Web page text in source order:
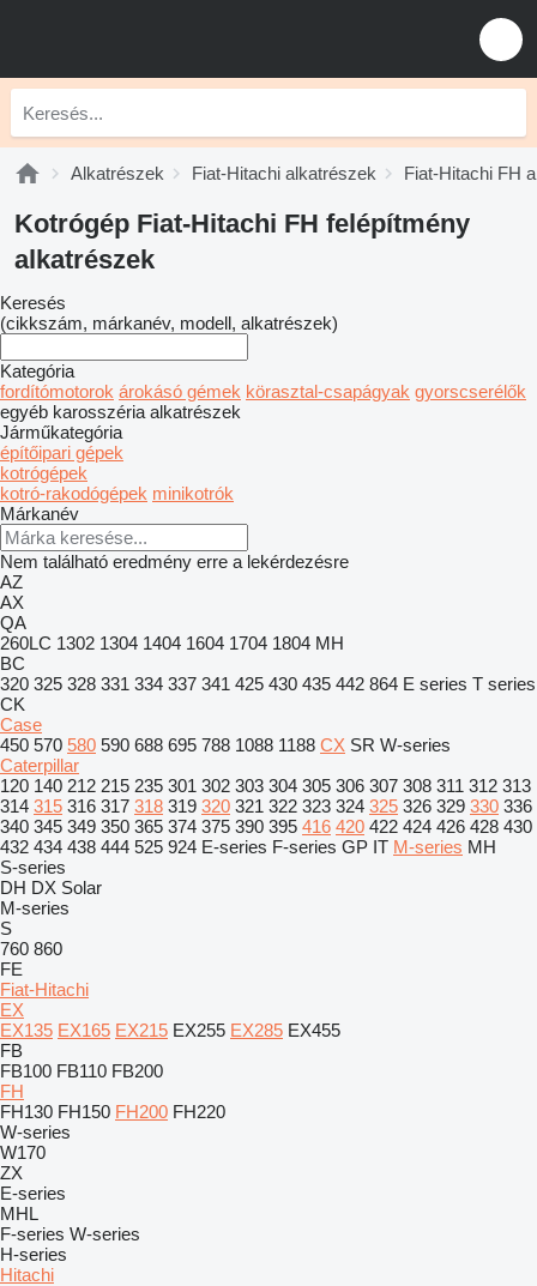
Alkatrészek Fiat-Hitachi alkatrészek Fiat-Hitachi FH
Kotrógép Fiat-Hitachi FH felépítmény
alkatrészek
Keresés
(cikkszám, márkanév, modell, alkatrészek)
Kategória
fordítómotorok árokásó gémek körasztal-csapágyak gyorscserélők
egyéb karosszéria alkatrészek
Járműkategória
építőipari gépek
kotrógépek
kotró-rakodógépek minikotrók
Márkanév
Nem található eredmény erre a lekérdezésre
AZ
AX
QA
260LC 1302 1304 1404 1604 1704 1804 MH
BC
320 325 328 331 334 337 341 425 430 435 442 864 E series T series
CK
Case
450 570 580 590 688 695 788 1088 1188 CX SR W-series
Caterpillar
120 140 212 215 235 301 302 303 304 305 306 307 308 311 312 313
314 315 316 317 318 319 320 321 322 323 324 325 326 329 330 336
340 345 349 350 365 374 375 390 395 416 420 422 424 426 428 430
432 434 438 444 525 924 E-series F-series GP IT M-series MH
S-series
DH DX Solar
M-series
S
760 860
FE
Fiat-Hitachi
EX
EX135 EX165 EX215 EX255 EX285 EX455
FB
FB100 FB110 FB200
FH
FH130 FH150 FH200 FH220
W-series
W170
ZX
E-series
MHL
F-series W-series
H-series
Hitachi